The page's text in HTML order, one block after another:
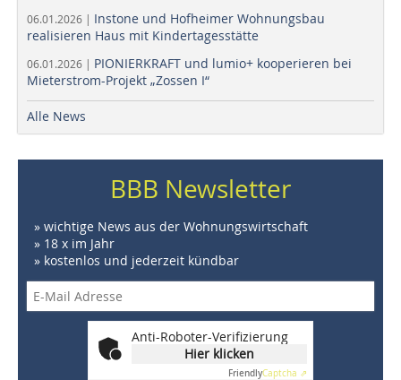
06.01.2026 | Instone und Hofheimer Wohnungsbau
realisieren Haus mit Kindertagesstätte
06.01.2026 | PIONIERKRAFT und lumio+ kooperieren bei
Mieterstrom-Projekt „Zossen I“
Alle News
BBB Newsletter
» wichtige News aus der Wohnungswirtschaft
» 18 x im Jahr
» kostenlos und jederzeit kündbar
Anti-Roboter-Verifizierung
Hier klicken
FriendlyCaptcha ⇗